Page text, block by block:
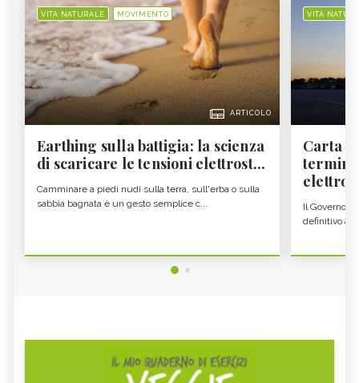
VITA NATURALE MOVIMENTO
ARTICOLO
Earthing sulla battigia: la scienza
di scaricare le tensioni elettrost...
Camminare a piedi nudi sulla terra, sull'erba o sulla
sabbia bagnata è un gesto semplice c...
VITA
Carta
Il Governo
definitivo